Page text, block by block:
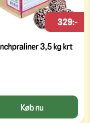
Punchpraliner 3,5 kg krt
329:-
Køb nu